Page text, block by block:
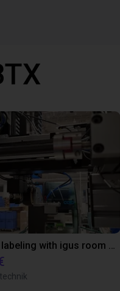
Automated labeling with igus room gantry and a cab label printer